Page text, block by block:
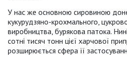
У нас же основною сировиною
кукурудзяно-крохмального,
виробництва, бурякова патока.
сотні тисяч тонн цієї харчової
розширюється сфера її